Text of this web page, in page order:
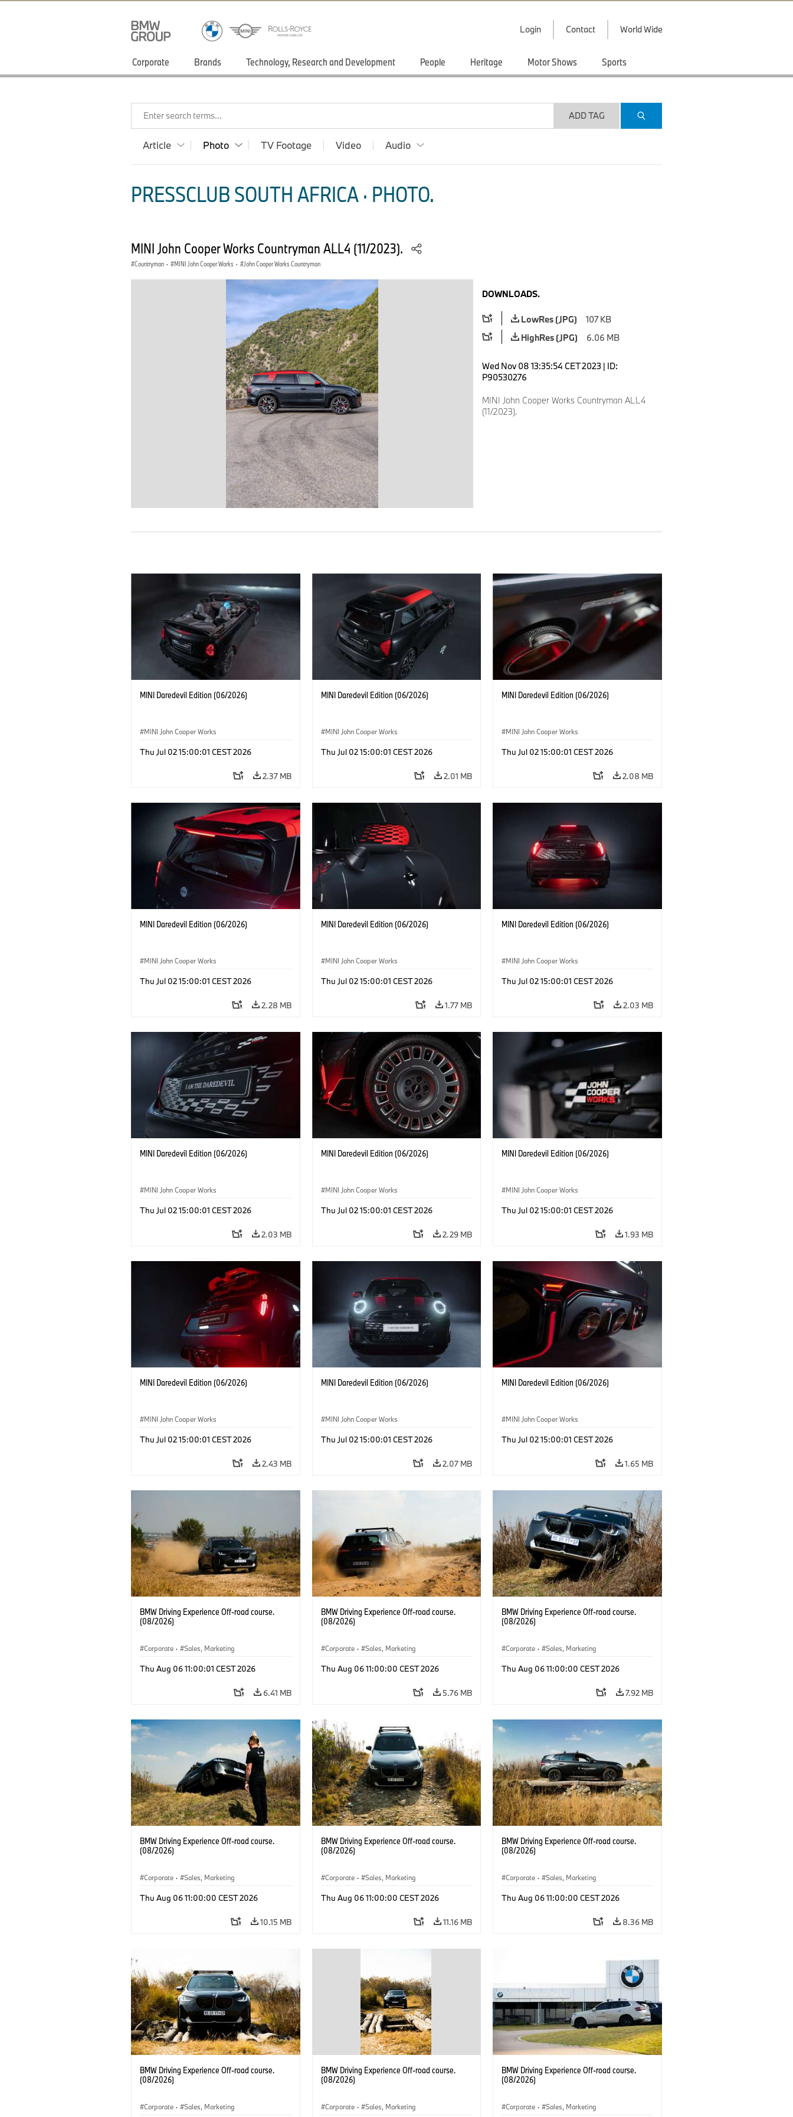
Login Contact World Wide
Corporate Brands Technology, Research and Development People Heritage Motor Shows Sports
Enter search terms... ADD TAG
Article Photo TV Footage Video Audio
PRESSCLUB SOUTH AFRICA · PHOTO.
MINI John Cooper Works Countryman ALL4 (11/2023).
Countryman · MINI John Cooper Works · John Cooper Works Countryman
DOWNLOADS.
LowRes (JPG)
107 KB
HighRes (JPG)
6.06 MB
Wed Nov 08 13:35:54 CET 2023 | ID:
P90530276
MINI John Cooper Works Countryman ALL4
(11/2023).
MINI Daredevil Edition (06/2026)
MINI John Cooper Works
Thu Jul 02 15:00:01 CEST 2026
2.37 MB
MINI Daredevil Edition (06/2026)
MINI John Cooper Works
Thu Jul 02 15:00:01 CEST 2026
2.01 MB
MINI Daredevil Edition (06/2026)
MINI John Cooper Works
Thu Jul 02 15:00:01 CEST 2026
2.08 MB
MINI Daredevil Edition (06/2026)
MINI John Cooper Works
Thu Jul 02 15:00:01 CEST 2026
2.28 MB
MINI Daredevil Edition (06/2026)
MINI John Cooper Works
Thu Jul 02 15:00:01 CEST 2026
1.77 MB
MINI Daredevil Edition (06/2026)
MINI John Cooper Works
Thu Jul 02 15:00:01 CEST 2026
2.03 MB
MINI Daredevil Edition (06/2026)
MINI John Cooper Works
Thu Jul 02 15:00:01 CEST 2026
2.03 MB
MINI Daredevil Edition (06/2026)
MINI John Cooper Works
Thu Jul 02 15:00:01 CEST 2026
2.29 MB
MINI Daredevil Edition (06/2026)
MINI John Cooper Works
Thu Jul 02 15:00:01 CEST 2026
1.93 MB
MINI Daredevil Edition (06/2026)
MINI John Cooper Works
Thu Jul 02 15:00:01 CEST 2026
2.43 MB
MINI Daredevil Edition (06/2026)
MINI John Cooper Works
Thu Jul 02 15:00:01 CEST 2026
2.07 MB
MINI Daredevil Edition (06/2026)
MINI John Cooper Works
Thu Jul 02 15:00:01 CEST 2026
1.65 MB
BMW Driving Experience Off-road course.
(08/2026)
Corporate · Sales, Marketing
Thu Aug 06 11:00:01 CEST 2026
6.41 MB
BMW Driving Experience Off-road course.
(08/2026)
Corporate · Sales, Marketing
Thu Aug 06 11:00:00 CEST 2026
5.76 MB
BMW Driving Experience Off-road course.
(08/2026)
Corporate · Sales, Marketing
Thu Aug 06 11:00:00 CEST 2026
7.92 MB
BMW Driving Experience Off-road course.
(08/2026)
Corporate · Sales, Marketing
Thu Aug 06 11:00:00 CEST 2026
10.15 MB
BMW Driving Experience Off-road course.
(08/2026)
Corporate · Sales, Marketing
Thu Aug 06 11:00:00 CEST 2026
11.16 MB
BMW Driving Experience Off-road course.
(08/2026)
Corporate · Sales, Marketing
Thu Aug 06 11:00:00 CEST 2026
8.36 MB
BMW Driving Experience Off-road course.
(08/2026)
Corporate · Sales, Marketing
BMW Driving Experience Off-road course.
(08/2026)
Corporate · Sales, Marketing
BMW Driving Experience Off-road course.
(08/2026)
Corporate · Sales, Marketing